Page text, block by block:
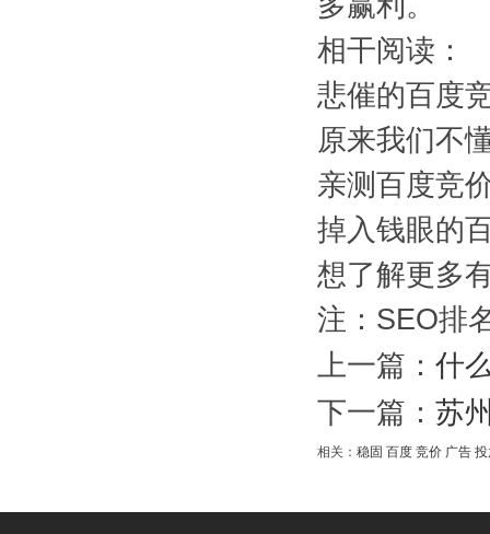
相干阅读：
悲催的百度
原来我们不
亲测百度竞
掉入钱眼的
想了解更多
注：SEO排
上一篇： 什
下一篇： 苏
相关： 稳固 百度 竞价 广告